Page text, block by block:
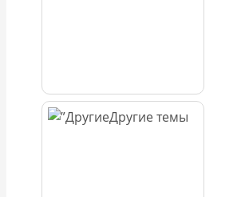
Другие темы